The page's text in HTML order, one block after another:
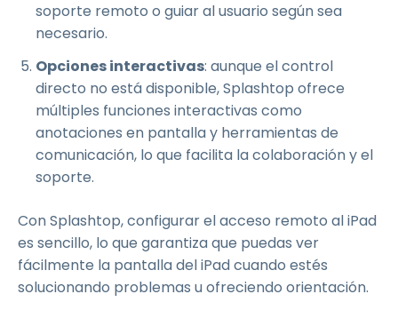
soporte remoto o guiar al usuario según sea
necesario.
Opciones interactivas: aunque el control
directo no está disponible, Splashtop ofrece
múltiples funciones interactivas como
anotaciones en pantalla y herramientas de
comunicación, lo que facilita la colaboración y el
soporte.
Con Splashtop, configurar el acceso remoto al iPad
es sencillo, lo que garantiza que puedas ver
fácilmente la pantalla del iPad cuando estés
solucionando problemas u ofreciendo orientación.